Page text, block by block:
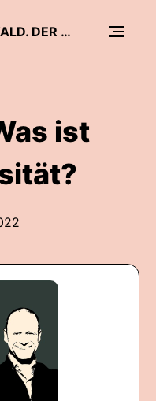
HEUTE. MORGEN. WALD. DER WALDPODCAST VON DEUTIM UND WALDEMARIE
ist